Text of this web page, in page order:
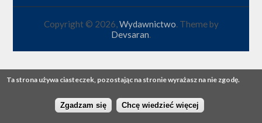
Copyright © 2026,Wydawnictwo. Theme by
Devsaran.
Ta strona używa ciasteczek, pozostając na stronie wyrażasz na nie zgodę.
Zgadzam się Chcę wiedzieć więcej